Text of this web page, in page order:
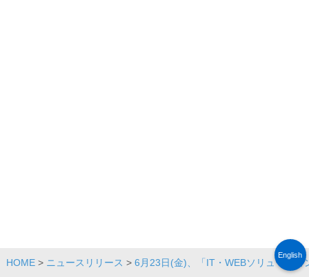
HOME> ニュースリリース > 6月23日(金)、「IT・WEBソリューシ
English